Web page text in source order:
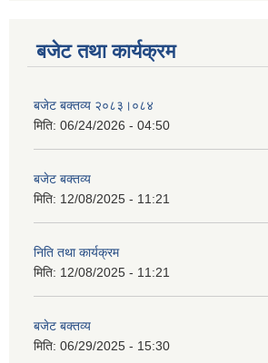
बजेट तथा कार्यक्रम
बजेट बक्तव्य २०८३।०८४
मिति: 06/24/2026 - 04:50
बजेट बक्तव्य
मिति: 12/08/2025 - 11:21
निति तथा कार्यक्रम
मिति: 12/08/2025 - 11:21
बजेट बक्तव्य
मिति: 06/29/2025 - 15:30